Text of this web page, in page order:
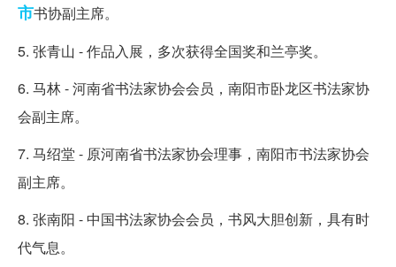
市书协副主席。
5. 张青山 - 作品入展，多次获得全国奖和兰亭奖。
6. 马林 - 河南省书法家协会会员，南阳市卧龙区书法家协
会副主席。
7. 马绍堂 - 原河南省书法家协会理事，南阳市书法家协会
副主席。
8. 张南阳 - 中国书法家协会会员，书风大胆创新，具有时
代气息。